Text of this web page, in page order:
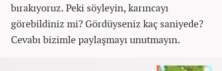
bırakıyoruz. Peki söyleyin, karıncayı
görebildiniz mi? Gördüyseniz kaç saniyede?
Cevabı bizimle paylaşmayı unutmayın.